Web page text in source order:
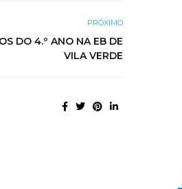
PRÓXIMO
DO 4.º ANO NA EB DE
VILA VERDE